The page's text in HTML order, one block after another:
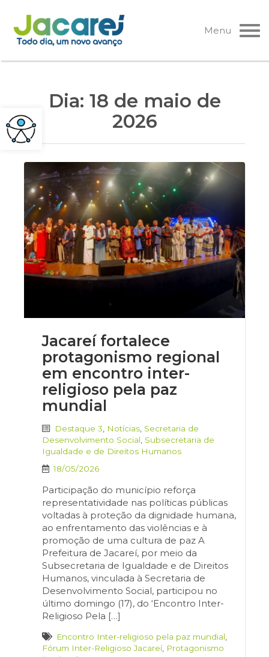
Pular
para
o
Menu
Dia: 18 de maio de
2026
Jacareí fortalece
protagonismo regional
em encontro inter-
religioso pela paz
mundial
Destaque 3 Notícias Secretaria de
Desenvolvimento Social Subsecretaria de
Igualdade e de Direitos Humanos
18/05/2026
Participação do município reforça
representatividade nas políticas públicas
voltadas à proteção da dignidade humana,
ao enfrentamento das violências e à
promoção de uma cultura de paz A
Prefeitura de Jacareí, por meio da
Subsecretaria de Igualdade e de Direitos
Humanos, vinculada à Secretaria de
Desenvolvimento Social, participou no
último domingo (17), do ‘Encontro Inter-
Religioso Pela […]
Encontro Inter-religioso pela paz mundial
Fórum Inter-Religioso Jacareí, Protagonismo